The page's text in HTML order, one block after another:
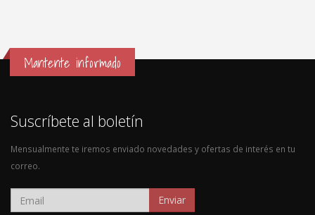
Mantente informado
Suscríbete al boletín
Mensualmente te iremos enviado novedades y ofertas de interés en tu
correo.
Enviar